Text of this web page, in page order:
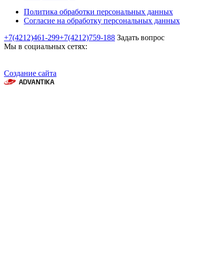
Политика обработки персональных данных
Согласие на обработку персональных данных
+7(4212)461-299+7(4212)759-188 Задать вопрос
Мы в социальных сетях:
Создание сайта